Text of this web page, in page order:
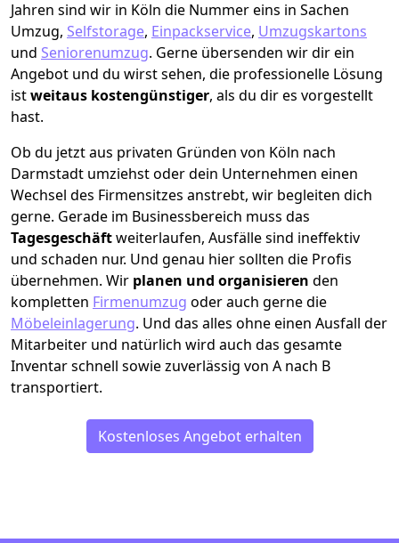
Jahren sind wir in Köln die Nummer eins in Sachen
Umzug, Selfstorage, Einpackservice, Umzugskartons
und Seniorenumzug. Gerne übersenden wir dir ein
Angebot und du wirst sehen, die professionelle Lösung
istweitaus kostengünstiger, als du dir es vorgestellt
hast.
Ob du jetzt aus privaten Gründen von Köln nach
Darmstadt umziehst oder dein Unternehmen einen
Wechsel des Firmensitzes anstrebt, wir begleiten dich
gerne. Gerade im Businessbereich muss das
Tagesgeschäftweiterlaufen, Ausfälle sind ineffektiv
und schaden nur. Und genau hier sollten die Profis
übernehmen. Wir planen und organisieren den
kompletten Firmenumzug oder auch gerne die
Möbeleinlagerung. Und das alles ohne einen Ausfall der
Mitarbeiter und natürlich wird auch das gesamte
Inventar schnell sowie zuverlässig von A nach B
transportiert.
Kostenloses Angebot erhalten